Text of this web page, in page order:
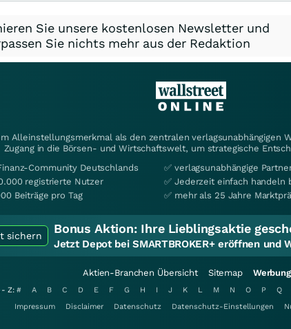
Sie unsere kostenlosen Newsletter und
Sie nichts mehr aus der Redaktion
Alleinstellungsmerkmal als den zentralen verlagsunabhängigen
Zugang in die Börsen- und Wirtschaftswelt, um strategische
Community Deutschlands
registrierte Nutzer
Beiträge pro Tag
✅ verlagsunabhängige
✅ Jederzeit einfach handeln
✅ mehr als 25 Jahre
sichern Bonus Aktion: Ihre Lieblingsaktie
Jetzt Depot bei SMARTBROKER+ eröffnen und
Aktien-Branchen Übersicht Sitemap Werbung
- Z: # A B C D E F G H I J K L M N O P Q
Impressum
Disclaimer Datenschutz Datenschutz-Einstellungen